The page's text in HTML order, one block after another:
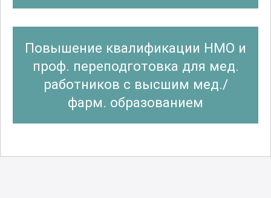
Повышение квалификации НМО и
проф. переподготовка для мед.
работников с высшим мед./
фарм. образованием